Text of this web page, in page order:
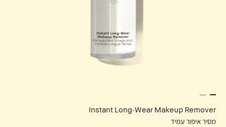
Instant Long-Wear Makeup Remover
מסיר איפור עמיד